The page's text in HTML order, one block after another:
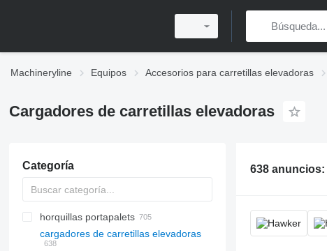
Machineryline Equipos Accesorios para carretillas elevadoras
Cargadores de carretillas elevadoras
Categoría
horquillas portapalets
cargadores de carretillas elevadoras
638 anuncios: